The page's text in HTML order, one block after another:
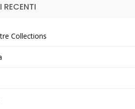
RECENTI
Collections